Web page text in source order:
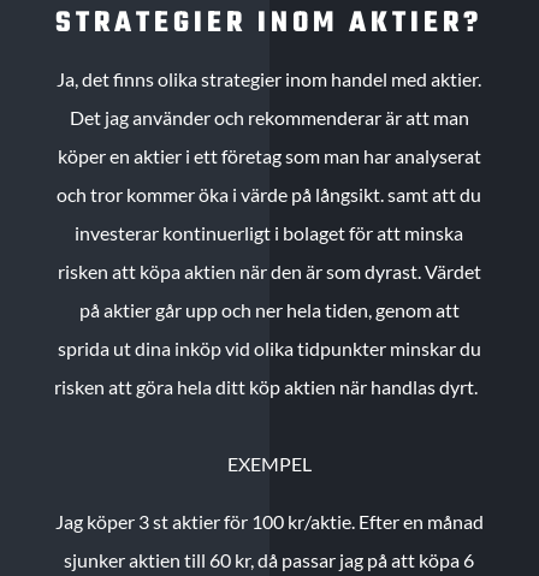
STRATEGIER INOM AKTIER?
Ja, det finns olika strategier inom handel med aktier.
Det jag använder och rekommenderar är att man
köper en aktier i ett företag som man har analyserat
och tror kommer öka i värde på långsikt. samt att du
investerar kontinuerligt i bolaget för att minska
risken att köpa aktien när den är som dyrast. Värdet
på aktier går upp och ner hela tiden, genom att
sprida ut dina inköp vid olika tidpunkter minskar du
risken att göra hela ditt köp aktien när handlas dyrt.
EXEMPEL
Jag köper 3 st aktier för 100 kr/aktie. Efter en månad
sjunker aktien till 60 kr, då passar jag på att köpa 6